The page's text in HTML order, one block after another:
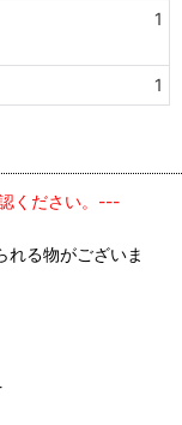
1
1
ください。---
れる物がございま